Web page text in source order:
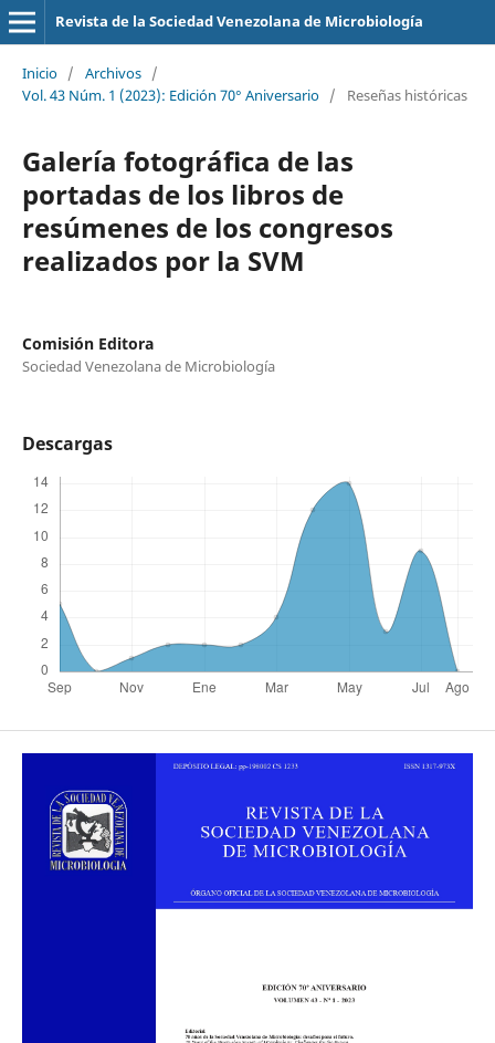
Revista de la Sociedad Venezolana de Microbiología
Inicio / Archivos /
Vol. 43 Núm. 1 (2023): Edición 70° Aniversario / Reseñas históricas
Galería fotográfica de las
portadas de los libros de
resúmenes de los congresos
realizados por la SVM
Comisión Editora
Sociedad Venezolana de Microbiología
Descargas